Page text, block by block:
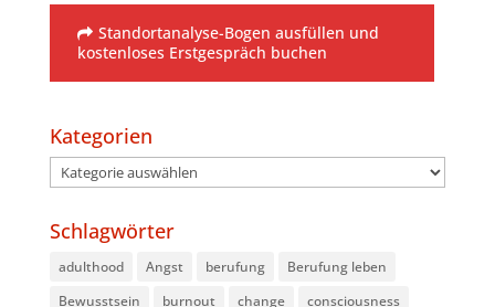
Standortanalyse-Bogen ausfüllen und
kostenloses Erstgespräch buchen
Kategorien
Kategorien
Schlagwörter
adulthood Angst berufung
Berufung leben
Bewusstsein
burnout change
consciousness